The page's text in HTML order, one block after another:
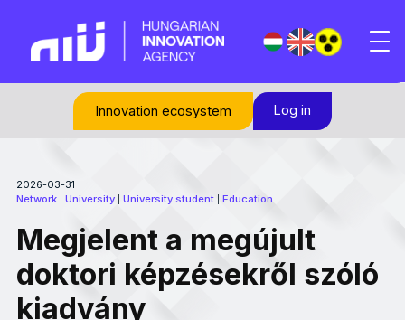
Innovation ecosystem Log in
2026-03-31
Network| University| University student| Education
Megjelent a megújult
doktori képzésekről szóló
kiadvány